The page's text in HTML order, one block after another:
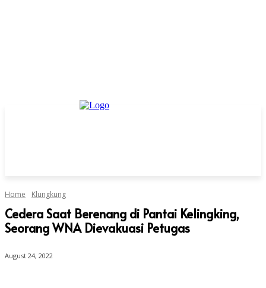
Home Klungkung
Cedera Saat Berenang di Pantai Kelingking,
Seorang WNA Dievakuasi Petugas
August 24, 2022